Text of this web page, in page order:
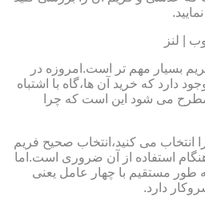
| لنز
بسیار مهم تر است.امروزه در
دارد که خرید آن ها،گاه با اشتباه
می شود این است که چرا
انتخاب می کنید،انتخاب صحیح فریم
استفاده از آن ضروری است.اما
طور مستقیم با چهار عامل یعنی
دارد.